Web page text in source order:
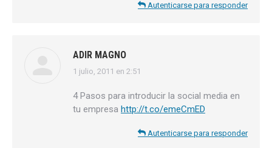
Autenticarse para responder
ADIR MAGNO
dice:
1 julio, 2011 en 2:51
4 Pasos para introducir la social media en
tu empresa http://t.co/emeCmED
Autenticarse para responder